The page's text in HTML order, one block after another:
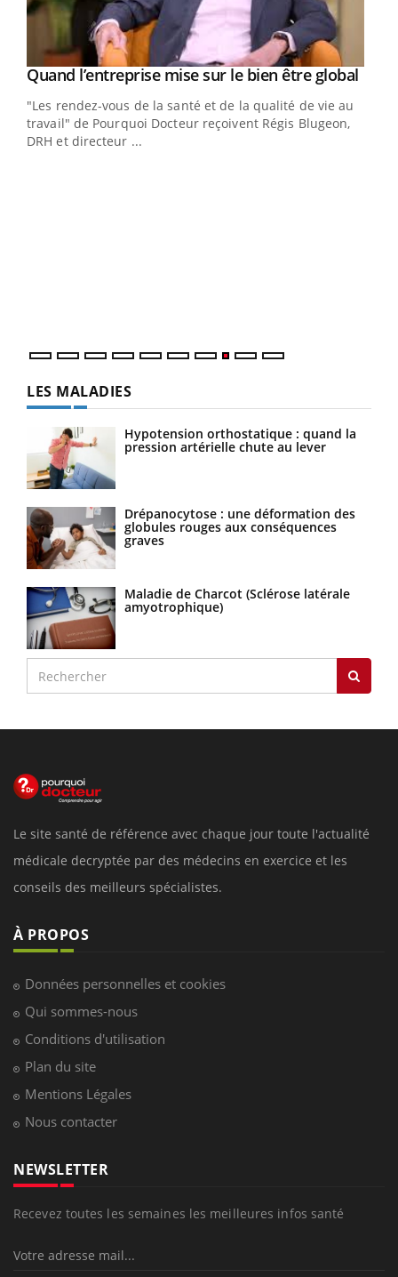
Youtube
Quand l’entreprise mise sur le bien être global
"Les rendez-vous de la santé et de la qualité de vie au
travail" de Pourquoi Docteur reçoivent Régis Blugeon,
DRH et directeur ...
Youtube
Eczéma chronique des mains : au quotidien
Dans cette vidéo, le Dr Inès Zaraa, dermatologue à Paris,
vous explique comment protéger vos mains au
LES MALADIES
Hypotension orthostatique : quand la
pression artérielle chute au lever
Drépanocytose : une déformation des
globules rouges aux conséquences
graves
Maladie de Charcot (Sclérose latérale
amyotrophique)
Le site santé de référence avec chaque jour toute l'actualité
médicale decryptée par des médecins en exercice et les
conseils des meilleurs spécialistes.
À PROPOS
Données personnelles et cookies
Qui sommes-nous
Conditions d'utilisation
Plan du site
Mentions Légales
Nous contacter
NEWSLETTER
Recevez toutes les semaines les meilleures infos santé